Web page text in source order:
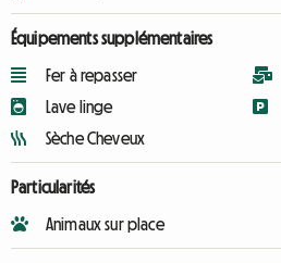
Équipements supplémentaires
Fer à repasser
Lave linge
Sèche Cheveux
Particularités
Animaux sur place